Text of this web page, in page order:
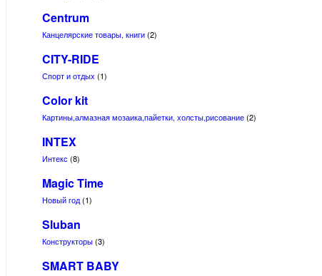
Centrum
Канцелярские товары, книги(2)
CITY-RIDE
Спорт и отдых (1)
Color kit
Картины,алмазная мозаика,пайетки, холсты,рисование(2)
INTEX
Интекс (8)
Magic Time
Новый год(1)
Sluban
Конструкторы(3)
SMART BABY